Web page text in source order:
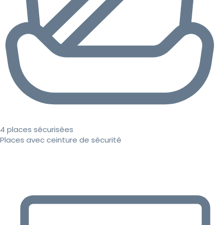
4 places sécurisées
Places avec ceinture de sécurité